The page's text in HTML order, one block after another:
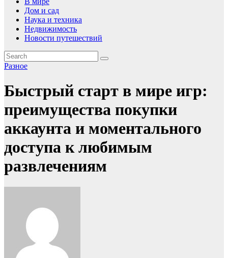
Дом и сад
Наука и техника
Недвижимость
Новости путешествий
Разное
Быстрый старт в мире игр:
преимущества покупки
аккаунта и моментального
доступа к любимым
развлечениям